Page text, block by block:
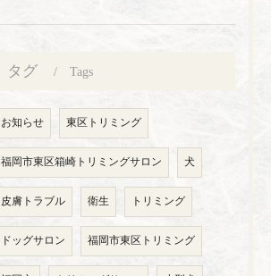
タグ Tags
お知らせ 東区トリミング
福岡市東区箱崎トリミングサロン 犬
皮膚トラブル 衛生 トリミング
ドッグサロン 福岡市東区トリミング